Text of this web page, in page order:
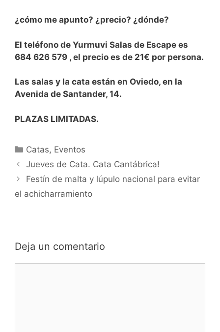
¿cómo me apunto? ¿precio? ¿dónde?
El teléfono de Yurmuvi Salas de Escape es
684 626 579 , el precio es de 21€ por persona.
Las salas y la cata están en Oviedo, en la
Avenida de Santander, 14.
PLAZAS LIMITADAS.
Categorías
Catas, Eventos
Jueves de Cata. Cata Cantábrica!
Festín de malta y lúpulo nacional para evitar
el achicharramiento
Deja un comentario